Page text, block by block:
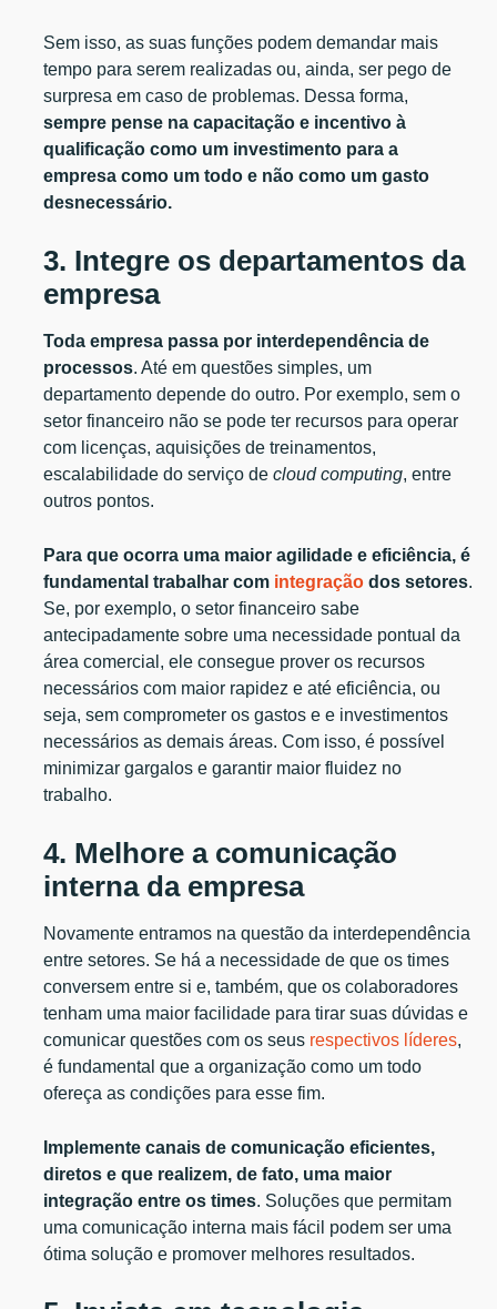
Sem isso, as suas funções podem demandar mais
tempo para serem realizadas ou, ainda, ser pego de
surpresa em caso de problemas. Dessa forma,
sempre pense na capacitação e incentivo à
qualificação como um investimento para a
empresa como um todo e não como um gasto
desnecessário.
3. Integre os departamentos da
empresa
Toda empresa passa por interdependência de
processos. Até em questões simples, um
departamento depende do outro. Por exemplo, sem o
setor financeiro não se pode ter recursos para operar
com licenças, aquisições de treinamentos,
escalabilidade do serviço decloud computing, entre
outros pontos.
Para que ocorra uma maior agilidade e eficiência, é
fundamental trabalhar com integração dos setores.
Se, por exemplo, o setor financeiro sabe
antecipadamente sobre uma necessidade pontual da
área comercial, ele consegue prover os recursos
necessários com maior rapidez e até eficiência, ou
seja, sem comprometer os gastos e e investimentos
necessários as demais áreas. Com isso, é possível
minimizar gargalos e garantir maior fluidez no
trabalho.
4. Melhore a comunicação
interna da empresa
Novamente entramos na questão da interdependência
entre setores. Se há a necessidade de que os times
conversem entre si e, também, que os colaboradores
tenham uma maior facilidade para tirar suas dúvidas e
comunicar questões com os seus respectivos líderes,
é fundamental que a organização como um todo
ofereça as condições para esse fim.
Implemente canais de comunicação eficientes,
diretos e que realizem, de fato, uma maior
integração entre os times. Soluções que permitam
uma comunicação interna mais fácil podem ser uma
ótima solução e promover melhores resultados.